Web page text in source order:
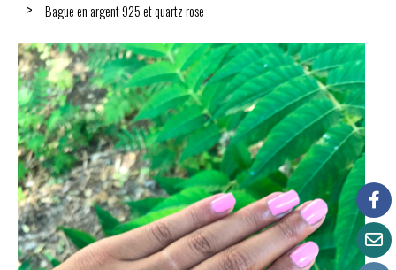
Bague en argent 925 et quartz rose